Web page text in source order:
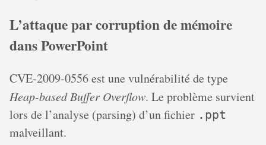
L’attaque par corruption de mémoire
dans PowerPoint
CVE-2009-0556 est une vulnérabilité de type
Heap-based Buffer Overflow. Le problème survient
lors de l’analyse (parsing) d’un fichier .ppt
malveillant.